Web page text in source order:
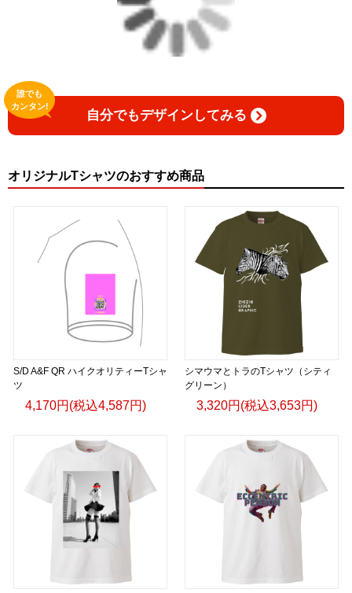
自分でもデザインしてみる
誰でも
カンタン!
オリジナルTシャツのおすすめ商品
S/D A&F QR ハイクオリティーTシャ
ツ
4,170円(税込4,587円)
シマウマとトラのTシャツ（シティ
グリーン）
3,320円(税込3,653円)